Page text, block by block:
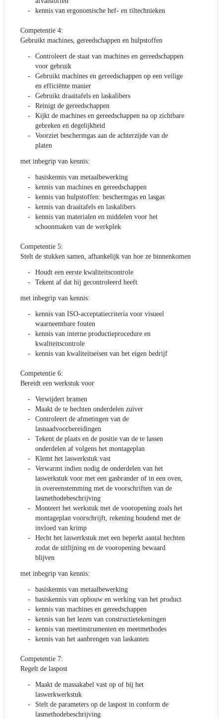
kennis van ergonomische hef- en tiltechnieken
Competentie 4:
Gebruikt machines, gereedschappen en hulpstoffen
Controleert de staat van machines en gereedschappen
voor gebruik
Gebruikt machines en gereedschappen op een veilige
en efficiënte manier
Gebruikt draaitafels en laskalibers
Reinigt de gereedschappen
Kijkt de machines en gereedschappen na op zichtbare
gebreken en degelijkheid
Voorziet beschermgas aan de achterzijde van de
platen
met inbegrip van kennis:
basiskennis van metaalbewerking
kennis van machines en gereedschappen
kennis van hulpstoffen: beschermgas en lasgas
kennis van draaitafels en laskalibers
kennis van materialen en middelen voor het
schoonmaken van de werkplek
Competentie 5:
Stelt de stukken samen, afhankelijk van hoe ze binnenkomen
Houdt een eerste kwaliteitscontrole
Tekent af dat hij gecontroleerd heeft
met inbegrip van kennis:
kennis van ISO-acceptatiecriteria voor visueel
waarneembare fouten
kennis van interne productieprocedure en
kwaliteitscontrole
kennis van kwaliteitseisen van het eigen bedrijf
Competentie 6:
Bereidt een werkstuk voor
Verwijdert bramen
Maakt de te hechten onderdelen zuiver
Controleert de afmetingen van de
lasnaadvoorbereidingen
Tekent de plaats en de positie van de te lassen
onderdelen af volgens het montageplan
Klemt het laswerkstuk vast
Verwarmt indien nodig de onderdelen van het
laswerkstuk voor met een gasbrander of in een oven,
in overeenstemming met de voorschriften van de
lasmethodebeschrijving
Monteert het werkstuk met de vooropening zoals het
montageplan voorschrijft, rekening houdend met de
invloed van krimp
Hecht het laswerkstuk met een beperkt aantal hechten
zodat de uitlijning en de vooropening bewaard
blijven
met inbegrip van kennis:
basiskennis van metaalbewerking
basiskennis van opbouw en werking van het product
kennis van machines en gereedschappen
kennis van het lezen van constructietekeningen
kennis van meetinstrumenten en meetmethodes
kennis van het aanbrengen van laskanten
Competentie 7:
Regelt de laspost
Maakt de massakabel vast op of bij het
laswerkwerkstuk
Stelt de parameters op de laspost in conform de
lasmethodebeschrijving